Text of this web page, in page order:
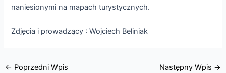
naniesionymi na mapach turystycznych.
Zdjęcia i prowadzący : Wojciech Beliniak
← Poprzedni Wpis Następny Wpis →